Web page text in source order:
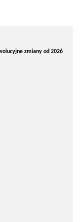
zmiany od 2026